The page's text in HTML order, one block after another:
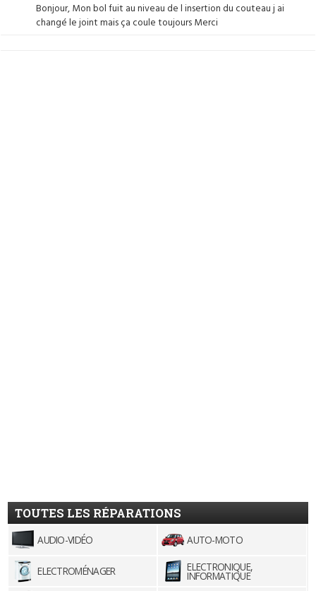
Bonjour, Mon bol fuit au niveau de l insertion du couteau j ai
changé le joint mais ça coule toujours Merci
TOUTES LES RÉPARATIONS
AUDIO-VIDÉO AUTO-MOTO
ELECTROMÉNAGER ELECTRONIQUE,
INFORMATIQUE